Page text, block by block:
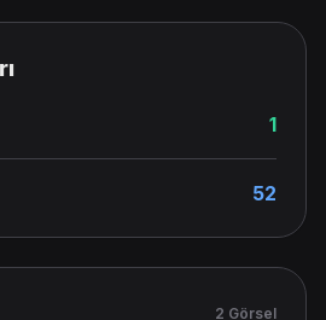
1
52
2 Görsel